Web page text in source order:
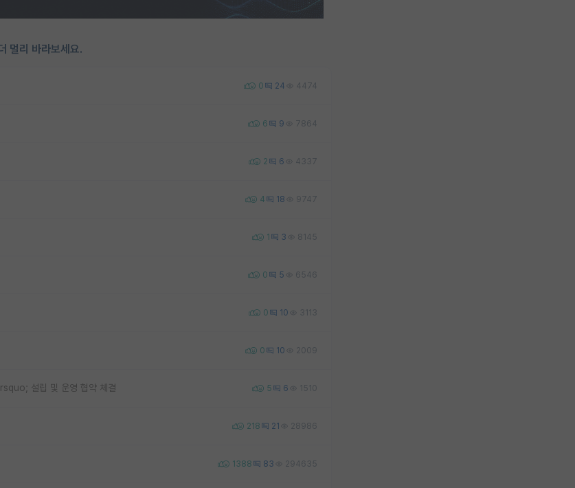
멀리 바라보세요.
0 24 4474
6 9 7864
2 6 4337
4 18 9747
1 3 8145
0 5 6546
0 10 3113
0 10 2009
설립 및 운영 협약 체결 5 6 1510
218 21 28986
1388 83 294635